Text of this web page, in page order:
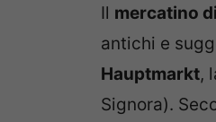
Il mercatino
antichi e
Hauptmarkt,
Signora).